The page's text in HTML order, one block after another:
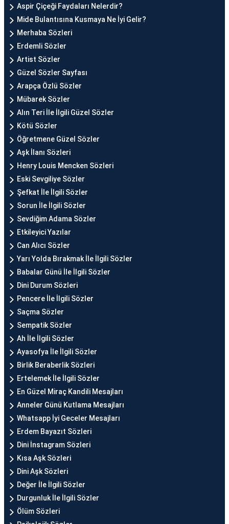
Aspir Çiçeği Faydaları Nelerdir?
Mide Bulantısına Kusmaya Ne İyi Gelir?
Merhaba Sözleri
Erdemli Sözler
Artist Sözler
Güzel Sözler Sayfası
Arapça Özlü Sözler
Mübarek Sözler
Alın Teri İle İlgili Güzel Sözler
Kötü Sözler
Öğretmene Güzel Sözler
Aşk İlanı Sözleri
Henry Louis Mencken Sözleri
Eski Sevgiliye Sözler
Şefkat İle İlgili Sözler
Sorun İle İlgili Sözler
Sevdiğim Adama Sözler
Etkileyici Yazılar
Can Alıcı Sözler
Yarı Yolda Bırakmak İle İlgili Sözler
Babalar Günü İle İlgili Sözler
Dini Durum Sözleri
Pencere İle İlgili Sözler
Saçma Sözler
Sempatik Sözler
Ah İle İlgili Sözler
Ayasofya İle İlgili Sözler
Birlik Beraberlik Sözleri
Ertelemek İle İlgili Sözler
En Güzel Miraç Kandili Mesajları
Anneler Günü Kutlama Mesajları
Whatsapp İyi Geceler Mesajları
Erdem Bayazıt Sözleri
Dini İnstagram Sözleri
Kısa Aşk Sözleri
Dini Aşk Sözleri
Değer İle İlgili Sözler
Durgunluk İle İlgili Sözler
Ölüm Sözleri